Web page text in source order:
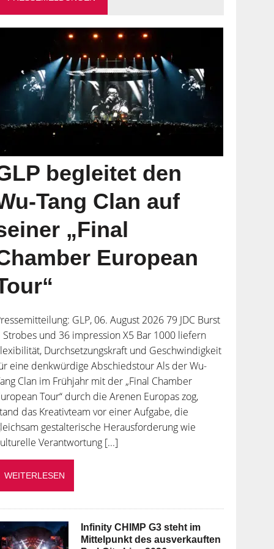
begleitet den
Tang Clan auf
„Final
European
GLP, 06. August 2026 79 JDC Burst
Strobes und 36 impression X5 Bar 1000 liefern
Durchsetzungskraft und Geschwindigkeit
eine denkwürdige Abschiedstour Als der Wu-
Clan im Frühjahr mit der „Final Chamber
Tour“ durch die Arenen Europas zog,
das Kreativteam vor einer Aufgabe, die
gestalterische Herausforderung wie
Verantwortung [...]
WEITERLESEN
Infinity CHIMP G3 steht im
Mittelpunkt des ausverkauften